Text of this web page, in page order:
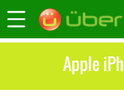
Apple